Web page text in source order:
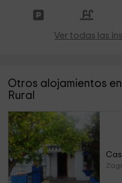
Ver todas las
Otros alojamientos
Rural